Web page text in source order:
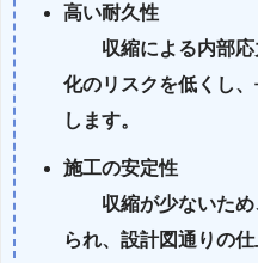
高い耐久性
収縮による内部
化のリスクを低くし
します。
施工の安定性
収縮が少ないた
られ、設計図通りの